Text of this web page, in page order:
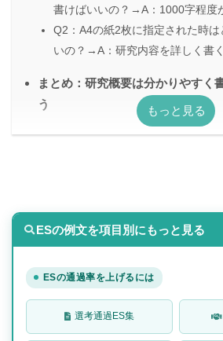
書けばいいの？→A：1000字程度
Q2：A4の紙2枚に指定された時
いの？→A：研究内容を詳しく書く
まとめ：研究概要は分かりやすく
う
ESの例文を項目別にもっと見る
ESの通過率を上げるには
選考通過ES集